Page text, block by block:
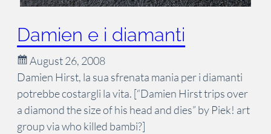
Damien e i diamanti
August 26, 2008
Damien Hirst, la sua sfrenata mania per i diamanti
potrebbe costargli la vita. [“Damien Hirst trips over
a diamond the size of his head and dies” by Piek! art
group via who killed bambi?]